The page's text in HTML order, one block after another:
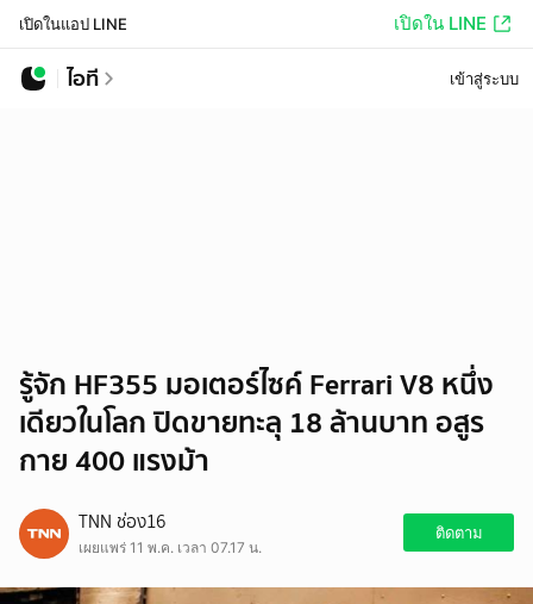
เปิดในแอป LINE เปิดใน LINE
ไอที เข้าสู่ระบบ
รู้จัก HF355 มอเตอร์ไซค์ Ferrari V8 หนึ่ง
เดียวในโลก ปิดขายทะลุ 18 ล้านบาท อสูร
กาย 400 แรงม้า
TNN ช่อง16
เผยแพร่ 11 พ.ค. เวลา 07.17 น.
ติดตาม